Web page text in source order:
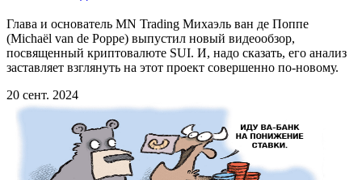
Глава и основатель MN Trading Михаэль ван де Поппе
(Michaël van de Poppe) выпустил новый видеообзор,
посвященный криптовалюте SUI. И, надо сказать, его анализ
заставляет взглянуть на этот проект совершенно по-новому.
20 сент. 2024